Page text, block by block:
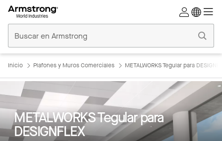
Comerciales
Inicio
Inicio Plafones y Muros Comerciales METALWORKS Tegular para
METALWORKS Tegular para
DESIGNFLEX